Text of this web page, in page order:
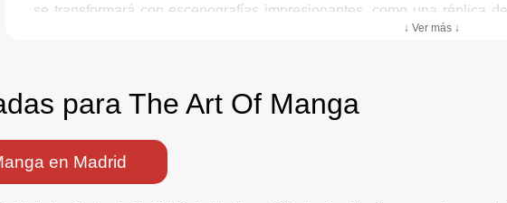
se transformará con escenografías impresionantes, como una réplica
promedio de visita es de aproximadamente una hora, aunque los
↓ Ver más ↓
para The Art Of Manga
en Madrid